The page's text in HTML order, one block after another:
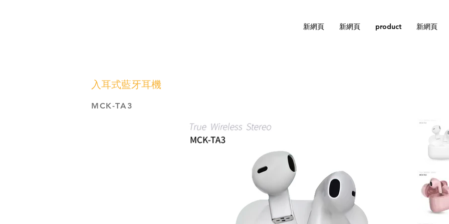
新網頁 新網頁 product 新網頁
入耳式藍牙耳機
MCK-TA3